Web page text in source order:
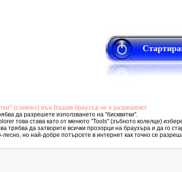
(cookies) във Вашия браузър не е разрешено!
да разрешете използването на "бисквитки".
това става като от менюто "Tools" (зъбното колелце)
трябва да затворите всички прозорци на браузъра и да го
лесно, но най-добре потърсете в интернет как точно се